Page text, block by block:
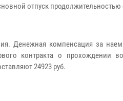
отпуск продолжительностью
Денежная компенсация за
контракта о прохождении
24923 руб.